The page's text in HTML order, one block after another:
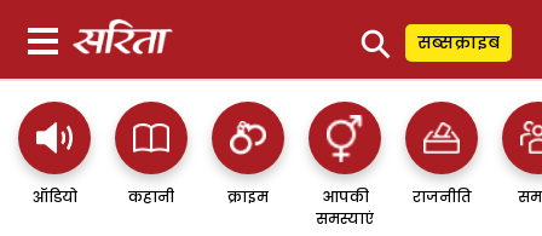
⚲ सब्सक्राइब
ऑडियो कहानी क्राइम
आपकी
समस्याएं
राजनीति